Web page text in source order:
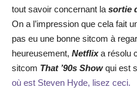
tout savoir concernant la sortie
On a l’impression que cela fait
pas eu une bonne sitcom à
heureusement, Netflixa résolu
sitcom That ’90s Showqui est
où est Steven Hyde, lisez ceci.